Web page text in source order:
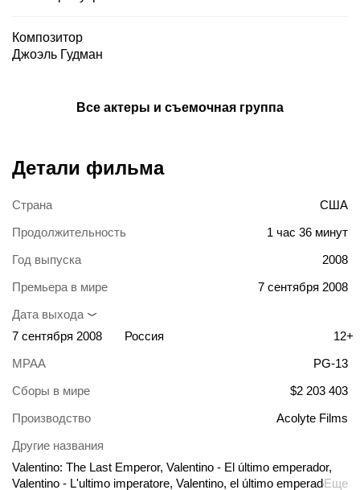
Композитор
Джоэль Гудман
Все актеры и съемочная группа
Детали фильма
Страна
США
Продолжительность
1 час 36 минут
Год выпуска
2008
Премьера в мире
7 сентября 2008
Дата выхода
7 сентября 2008
Россия
12+
MPAA
PG-13
Сборы в мире
$2 203 403
Производство
Acolyte Films
Другие названия
Valentino: The Last Emperor, Valentino - El último emperador,
Valentino - L'ultimo imperatore, Valentino, el último emperador,Еще